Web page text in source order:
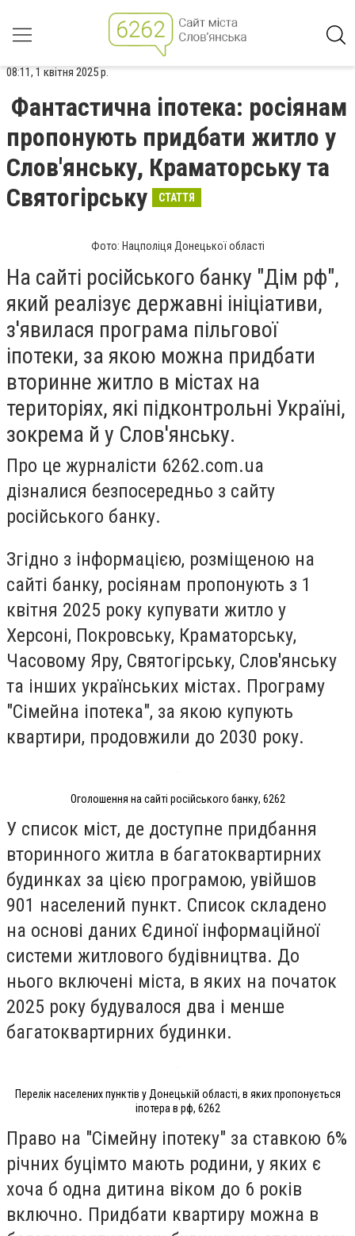
08:11, 1 квітня 2025 р.
Фантастична іпотека: росіянам
пропонують придбати житло у
Слов'янську, Краматорську та
Святогірську
СТАТТЯ
Фото: Нацполіця Донецької області
На сайті російського банку "Дім рф",
який реалізує державні ініціативи,
з'явилася програма пільгової
іпотеки, за якою можна придбати
вторинне житло в містах на
територіях, які підконтрольні Україні,
зокрема й у Слов'янську.
Про це журналісти 6262.com.ua
дізналися безпосередньо з сайту
російського банку.
Згідно з інформацією, розміщеною на
сайті банку, росіянам пропонують з 1
квітня 2025 року купувати житло у
Херсоні, Покровську, Краматорську,
Часовому Яру, Святогірську, Слов'янську
та інших українських містах. Програму
"Сімейна іпотека", за якою купують
квартири, продовжили до 2030 року.
Оголошення на сайті російського банку, 6262
У список міст, де доступне придбання
вторинного житла в багатоквартирних
будинках за цією програмою, увійшов
901 населений пункт. Список складено
на основі даних Єдиної інформаційної
системи житлового будівництва. До
нього включені міста, в яких на початок
2025 року будувалося два і менше
багатоквартирних будинки.
Перелік населених пунктів у Донецькій області, в яких пропонується
іпотера в рф, 6262
Право на "Сімейну іпотеку" за ставкою 6%
річних буцімто мають родини, у яких є
хоча б одна дитина віком до 6 років
включно. Придбати квартиру можна в